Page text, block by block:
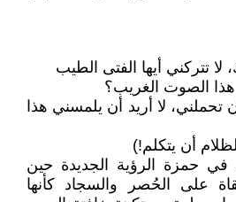
تتركني أيها الفتى الطيب
هذا الصوت الغريب؟
تحملني، لا أريد أن يلمسني هذا
أن يتكلم!)
حمزة الرؤية الجديدة حين
على الحُصر والسجاد كأنها